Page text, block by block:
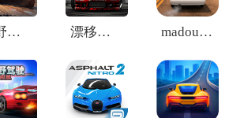
技巧。
越野赛车4×4 漂移传奇2安卓版 madout2bco